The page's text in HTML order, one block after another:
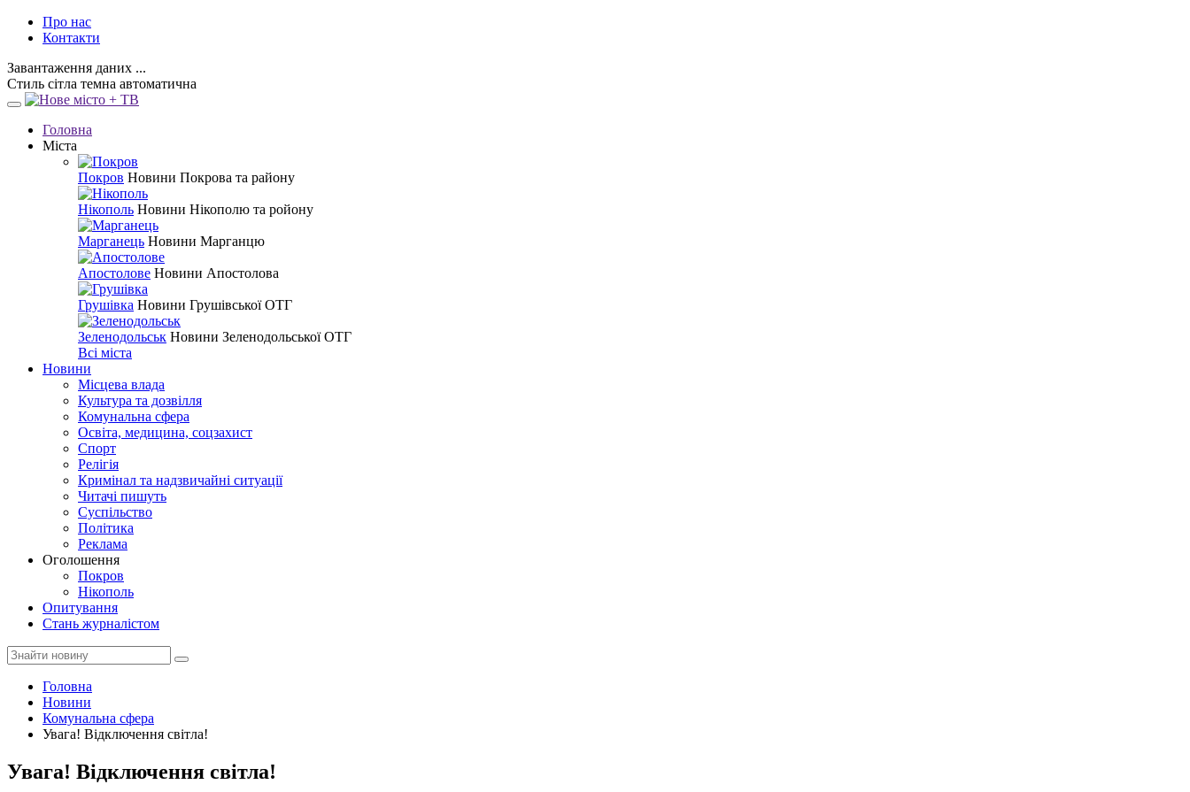
Про нас
Контакти
Завантаження даних ...
Стиль сітла темна автоматична
Головна
Міста
Покров Новини Покрова та району
Нікополь Новини Нікополю та ройону
Марганець Новини Марганцю
Апостолове Новини Апостолова
Грушівка Новини Грушівської ОТГ
Зеленодольськ Новини Зеленодольської ОТГ
Всі міста
Новини
Місцева влада
Культура та дозвілля
Комунальна сфера
Освіта, медицина, соцзахист
Спорт
Релігія
Кримінал та надзвичайні ситуації
Читачі пишуть
Суспільство
Політика
Реклама
Оголошення
Покров
Нікополь
Опитування
Стань журналістом
Головна
Новини
Комунальна сфера
Увага! Відключення світла!
Увага! Відключення світла!